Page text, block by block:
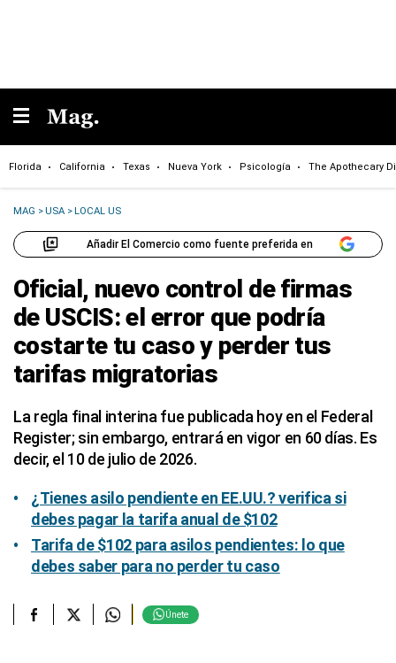
Florida California Texas Nueva York Psicología The Apothecary
MAG >USA >LOCAL US
Añadir El Comercio como fuente preferida en
Oficial, nuevo control de firmas
de USCIS: el error que podría
costarte tu caso y perder tus
tarifas migratorias
La regla final interina fue publicada hoy en el Federal
Register; sin embargo, entrará en vigor en 60 días. Es
decir, el 10 de julio de 2026.
¿Tienes asilo pendiente en EE.UU.? verifica si
debes pagar la tarifa anual de $102
Tarifa de $102 para asilos pendientes: lo que
debes saber para no perder tu caso
Únete